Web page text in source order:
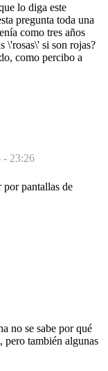
lo diga este
pregunta toda una
como tres años
\'rosas\' si son rojas?
como percibo a
- 23:26
por pantallas de
no se sabe por qué
pero también algunas